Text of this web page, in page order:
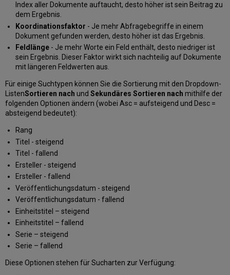
Index aller Dokumente auftaucht, desto höher ist sein Beitrag zu
dem Ergebnis.
Koordinationsfaktor - Je mehr Abfragebegriffe in einem
Dokument gefunden werden, desto höher ist das Ergebnis.
Feldlänge- Je mehr Worte ein Feld enthält, desto niedriger ist
sein Ergebnis. Dieser Faktor wirkt sich nachteilig auf Dokumente
mit längeren Feldwerten aus.
Für einige Suchtypen können Sie die Sortierung mit den Dropdown-
ListenSortieren nach undSekundäres Sortieren nach mithilfe der
folgenden Optionen ändern (wobei Asc = aufsteigend und Desc =
absteigend bedeutet):
Rang
Titel - steigend
Titel - fallend
Ersteller - steigend
Ersteller - fallend
Veröffentlichungsdatum - steigend
Veröffentlichungsdatum - fallend
Einheitstitel – steigend
Einheitstitel – fallend
Serie – steigend
Serie – fallend
Diese Optionen stehen für Sucharten zur Verfügung: